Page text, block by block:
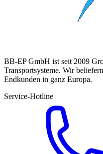
BB-EP GmbH ist seit 2009
Transportsysteme. Wir
Endkunden in ganz Europa.
Service-Hotline